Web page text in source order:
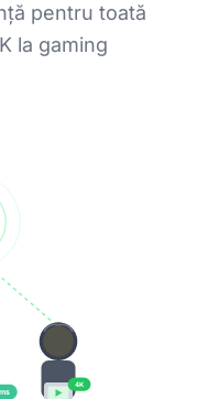
pentru toată
la gaming
4K